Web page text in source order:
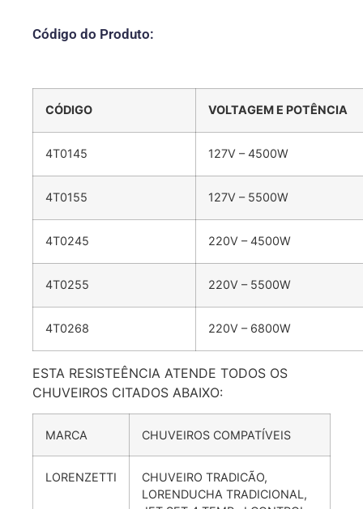
Código do Produto:
CÓDIGO VOLTAGEM E POTÊNCIA
4T0145 127V – 4500W
4T0155 127V – 5500W
4T0245 220V – 4500W
4T0255 220V – 5500W
4T0268 220V – 6800W
ESTA RESISTEÊNCIA ATENDE TODOS OS
CHUVEIROS CITADOS ABAIXO:
MARCA CHUVEIROS COMPATÍVEIS
LORENZETTI
CHUVEIRO TRADICÃO,
LORENDUCHA TRADICIONAL,